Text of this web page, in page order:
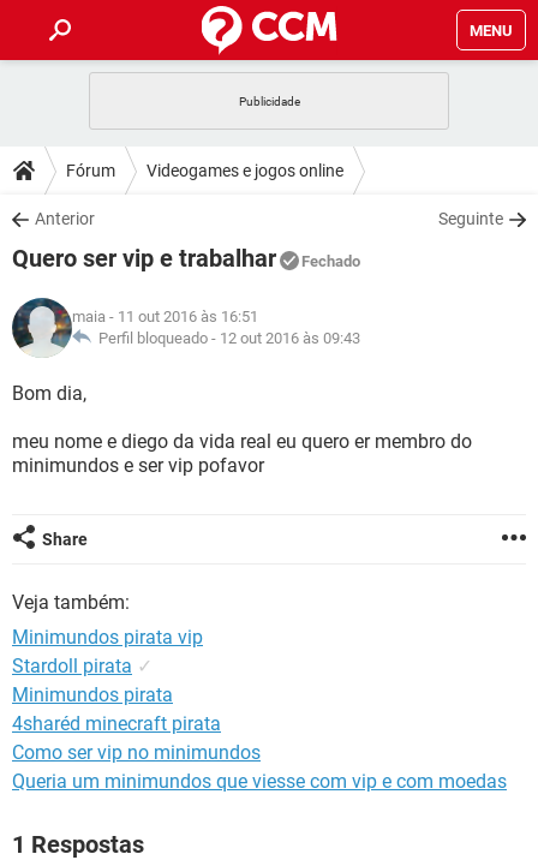
MENU
CELULAR FACEBOOK
OUTLOOK
INSTAGRAM GMAIL
GUIA DE COMPRAS
DICAS
JOGOS WHATSAPP
INSTAGRAM
GUIA DE COMPRAS
DOWNLOADS
JOGOS WHATSAPP
CELULAR
OUTLOOK EXCEL
INSTAGRAM
FÓRUM
JOGOS
CELULAR
OUTLOOK
INSTAGRAM GMAIL
GLOSSÁRIO
JOGOS
OUTLOOK
GUIA DE COMPRAS
Fórum Videogames e jogos online
Anterior Seguinte
Quero ser vip e trabalhar Fechado
maia - 11 out 2016 às 16:51
Perfil bloqueado - 12 out 2016 às 09:43
Bom dia,
meu nome e diego da vida real eu quero er membro do
minimundos e ser vip pofavor
Share
Veja também:
Minimundos pirata vip
Stardoll pirata ✓
Minimundos pirata
4sharéd minecraft pirata
Como ser vip no minimundos
Queria um minimundos que viesse com vip e com moedas
1 Respostas